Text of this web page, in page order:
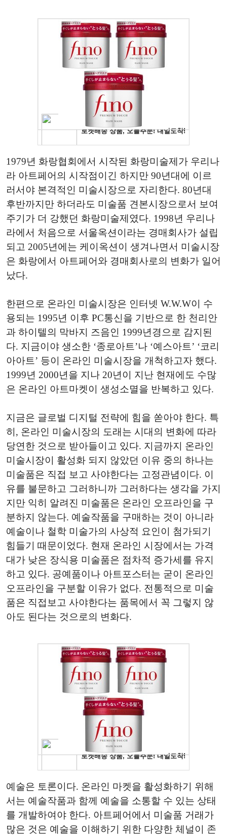
1979년 화랑협회에서 시작된 화랑미술제가 우리나
라 아트페어의 시작점이긴 하지만 90년대에 이르
러서야 본격적인 미술시장으로 자리한다. 80년대
후반까지만 하더라도 미술품 견본시장으로서 보여
주기가 더 강했던 화랑미술제였다. 1998년 우리나
라에서 처음으로 서울옥션이라는 경매회사가 설립
되고 2005년에는 케이옥션이 생겨나면서 미술시장
은 화랑에서 아트페어와 경매회사로의 변화가 일어
났다.
한편으로 온라인 미술시장은 인터넷 W.W.W이 수
용되는 1995년 이후 PC통신을 기반으로 한 천리안
과 하이텔의 막바지 즈음인 1999년경으로 감지된
다. 지금이야 생소한 ‘종로아트’나 ‘예스아트’ ‘코리
아아트’ 등이 온라인 미술시장을 개척하고자 했다.
1999년 2000년을 지나 20년이 지난 현재에도 수많
은 온라인 아트마켓이 생성소멸을 반복하고 있다.
지금은 글로벌 디지털 전략에 힘을 쏟아야 한다. 특
히, 온라인 미술시장의 도래는 시대의 변화에 따라
당연한 것으로 받아들이고 있다. 지금까지 온라인
미술시장이 활성화 되지 않았던 이유 중의 하나는
미술품은 직접 보고 사야한다는 고정관념이다. 이
유를 불문하고 그러하니까 그러하다는 생각을 가지
지만 익히 알려진 미술품은 온라인 오프라인을 구
분하지 않는다. 예술작품을 구매하는 것이 아니라
예술이나 철학 미술가의 사상적 요인이 첨가되기
힘들기 때문이었다. 현재 온라인 시장에서는 가격
대가 낮은 장식용 미술품은 점차적 증가세를 유지
하고 있다. 공예품이나 아트포스터는 굳이 온라인
오프라인을 구분할 이유가 없다. 전통적으로 미술
품은 직접보고 사야한다는 품목에서 꼭 그렇지 않
아도 된다는 것으로의 변화다.
예술은 토론이다. 온라인 마켓을 활성화하기 위해
서는 예술작품과 함께 예술을 소통할 수 있는 상태
를 개발하여야 한다. 아트페어에서 미술품 거래가
많은 것은 예술을 이해하기 위한 다양한 체널이 존